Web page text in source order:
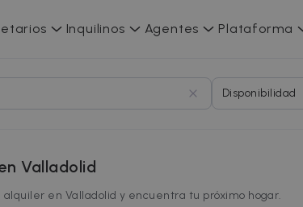
Inquilinos Agentes Plataforma
Disponibilidad
Valladolid
alquiler en Valladolid y encuentra tu próximo hogar.